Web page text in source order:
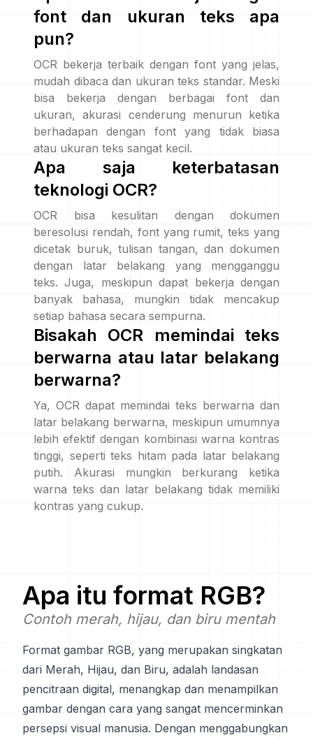
font dan ukuran teks apa
pun?
OCR bekerja terbaik dengan font yang jelas,
mudah dibaca dan ukuran teks standar. Meski
bisa bekerja dengan berbagai font dan
ukuran, akurasi cenderung menurun ketika
berhadapan dengan font yang tidak biasa
atau ukuran teks sangat kecil.
Apa saja keterbatasan
teknologi OCR?
OCR bisa kesulitan dengan dokumen
beresolusi rendah, font yang rumit, teks yang
dicetak buruk, tulisan tangan, dan dokumen
dengan latar belakang yang mengganggu
teks. Juga, meskipun dapat bekerja dengan
banyak bahasa, mungkin tidak mencakup
setiap bahasa secara sempurna.
Bisakah OCR memindai teks
berwarna atau latar belakang
berwarna?
Ya, OCR dapat memindai teks berwarna dan
latar belakang berwarna, meskipun umumnya
lebih efektif dengan kombinasi warna kontras
tinggi, seperti teks hitam pada latar belakang
putih. Akurasi mungkin berkurang ketika
warna teks dan latar belakang tidak memiliki
kontras yang cukup.
Apa itu format RGB?
Contoh merah, hijau, dan biru mentah
Format gambar RGB, yang merupakan singkatan
dari Merah, Hijau, dan Biru, adalah landasan
pencitraan digital, menangkap dan menampilkan
gambar dengan cara yang sangat mencerminkan
persepsi visual manusia. Dengan menggabungkan